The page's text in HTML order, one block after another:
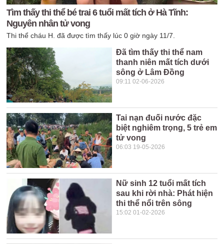
Tìm thấy thi thể bé trai 6 tuổi mất tích ở Hà Tĩnh:
Nguyên nhân tử vong
Thi thể cháu H. đã được tìm thấy lúc 0 giờ ngày 11/7.
Đã tìm thấy thi thể nam
thanh niên mất tích dưới
sông ở Lâm Đồng
09:11 02-06-2026
Tai nạn đuối nước đặc
biệt nghiêm trọng, 5 trẻ em
tử vong
06:03 19-05-2026
Nữ sinh 12 tuổi mất tích
sau khi rời nhà: Phát hiện
thi thể nổi trên sông
15:02 01-02-2026